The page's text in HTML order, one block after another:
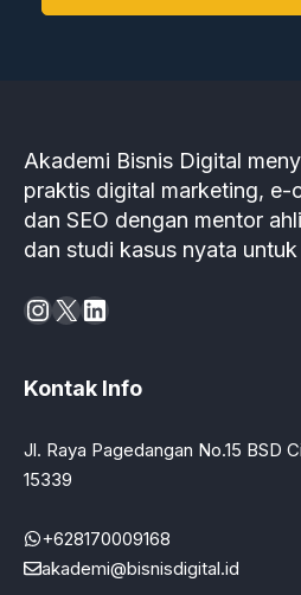
Akademi Bisnis Digital
praktis digital marketing, e-
dan SEO dengan mentor
dan studi kasus nyata
Instagram
X LinkedIn
Kontak Info
Jl. Raya Pagedangan No.15 BSD
15339
+628170009168
akademi@bisnisdigital.id